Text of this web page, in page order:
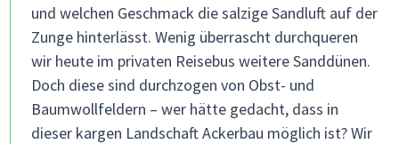
und welchen Geschmack die salzige Sandluft auf der
Zunge hinterlässt. Wenig überrascht durchqueren
wir heute im privaten Reisebus weitere Sanddünen.
Doch diese sind durchzogen von Obst- und
Baumwollfeldern – wer hätte gedacht, dass in
dieser kargen Landschaft Ackerbau möglich ist? Wir